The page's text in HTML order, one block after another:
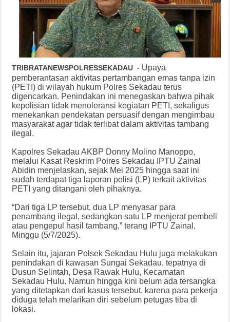
TRIBRATANEWSPOLRESSEKADAU - Upaya
pemberantasan aktivitas pertambangan emas tanpa izin
(PETI) di wilayah hukum Polres Sekadau terus
digencarkan. Penindakan ini menegaskan bahwa pihak
kepolisian tidak menoleransi kegiatan PETI, sekaligus
menekankan pendekatan persuasif dengan mengimbau
masyarakat agar tidak terlibat dalam aktivitas tambang
ilegal.
Kapolres Sekadau AKBP Donny Molino Manoppo,
melalui Kasat Reskrim Polres Sekadau IPTU Zainal
Abidin menjelaskan, sejak Mei 2025 hingga saat ini
sudah terdapat tiga laporan polisi (LP) terkait aktivitas
PETI yang ditangani oleh pihaknya.
“Dari tiga LP tersebut, dua LP menyasar para
penambang ilegal, sedangkan satu LP menjerat pembeli
atau pengepul hasil tambang,” terang IPTU Zainal,
Minggu (5/7/2025).
Selain itu, jajaran Polsek Sekadau Hulu juga melakukan
penindakan di kawasan Sungai Sekadau, tepatnya di
Dusun Selintah, Desa Rawak Hulu, Kecamatan
Sekadau Hulu. Namun hingga kini belum ada tersangka
yang ditetapkan dari kasus tersebut, karena para pekerja
diduga telah melarikan diri sebelum petugas tiba di
lokasi.